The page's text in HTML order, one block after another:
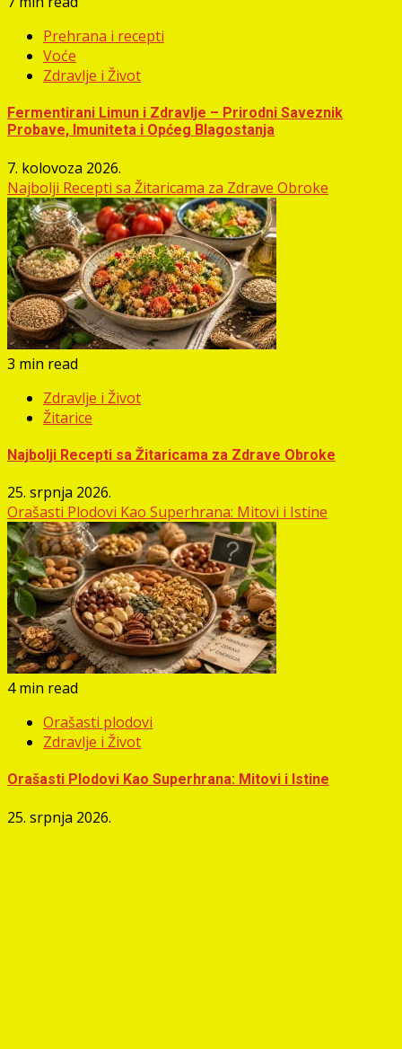
Prehrana i recepti
Voće
Zdravlje i Život
Fermentirani Limun i Zdravlje – Prirodni Saveznik
Probave, Imuniteta i Općeg Blagostanja
7. kolovoza 2026.
Najbolji Recepti sa Žitaricama za Zdrave Obroke
3 min read
Zdravlje i Život
Žitarice
Najbolji Recepti sa Žitaricama za Zdrave Obroke
25. srpnja 2026.
Orašasti Plodovi Kao Superhrana: Mitovi i Istine
4 min read
Orašasti plodovi
Zdravlje i Život
Orašasti Plodovi Kao Superhrana: Mitovi i Istine
25. srpnja 2026.